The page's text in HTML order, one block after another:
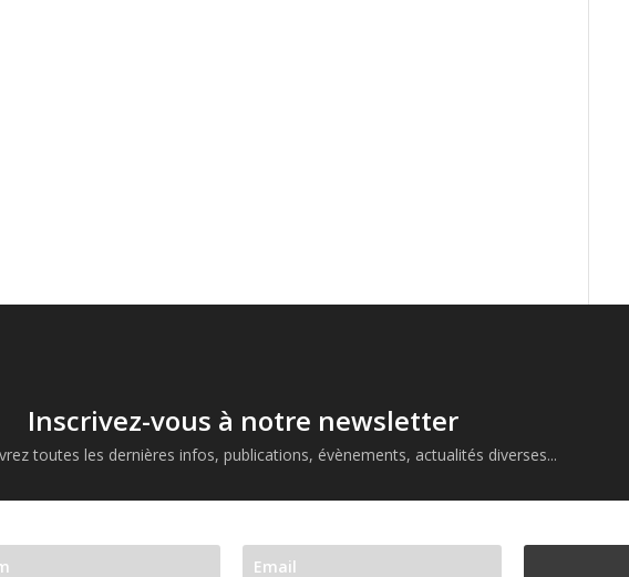
Inscrivez-vous à notre newsletter
toutes les dernières infos, publications, évènements, actualités diverses...